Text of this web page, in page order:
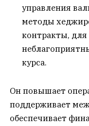
управления
методы
контракты,
курса.
Он повышает
поддерживает
обеспечивает